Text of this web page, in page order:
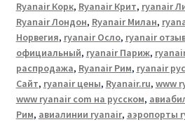
Ryanair Корк, Ryanair Крит, ryanair
Ryanair Лондон, Ryanair Милан,
Норвегия, ryanair Осло, ryanair
официальный, ryanair Париж,
распродажа, Ryanair Рим, ryanair
Сайт, ryanair цены, Ryanair.ru, www
www ryanair com на русском,
Рим, авиалинии ryanair, аэропорты